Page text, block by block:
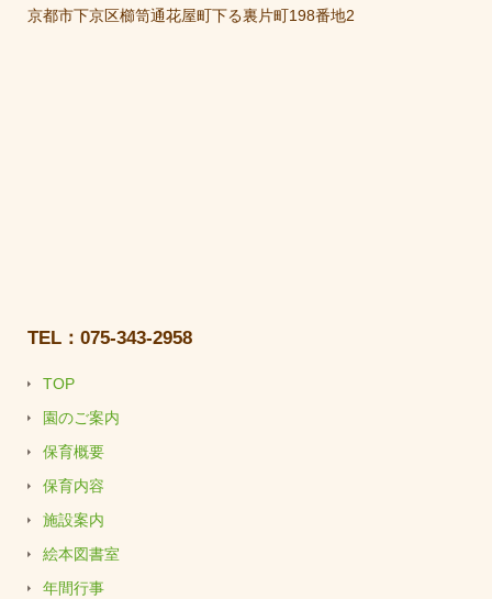
京都市下京区櫛笥通花屋町下る裏片町198番地2
TEL：075-343-2958
TOP
園のご案内
保育概要
保育内容
施設案内
絵本図書室
年間行事